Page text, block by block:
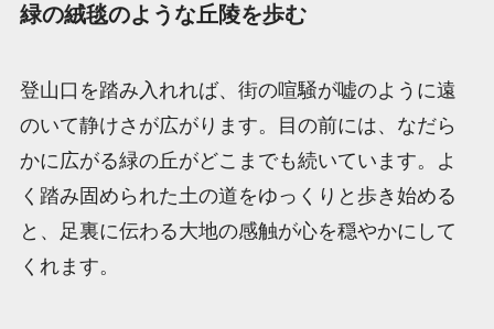
緑の絨毯のような丘陵を歩む
登山口を踏み入れれば、街の喧騒が嘘のように遠
のいて静けさが広がります。目の前には、なだら
かに広がる緑の丘がどこまでも続いています。よ
く踏み固められた土の道をゆっくりと歩き始める
と、足裏に伝わる大地の感触が心を穏やかにして
くれます。